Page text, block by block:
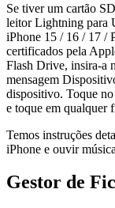
Se tiver um cartão
leitor Lightning para
iPhone 15 / 16 / 17 /
certificados pela
Flash Drive, insira-a
mensagem
dispositivo. Toque no
e toque em qualquer
Temos instruções
iPhone e ouvir
Gestor de